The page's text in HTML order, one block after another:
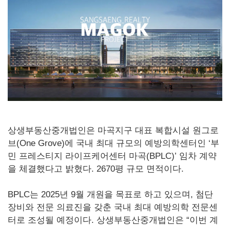
상생부동산중개법인은 마곡지구 대표 복합시설 원그로
브(One Grove)에 국내 최대 규모의 예방의학센터인 ‘부
민 프레스티지 라이프케어센터 마곡(BPLC)’ 임차 계약
을 체결했다고 밝혔다. 2670평 규모 면적이다.
BPLC는 2025년 9월 개원을 목표로 하고 있으며, 첨단
장비와 전문 의료진을 갖춘 국내 최대 예방의학 전문센
터로 조성될 예정이다. 상생부동산중개법인은 “이번 계